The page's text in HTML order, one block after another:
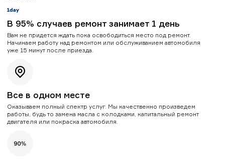
В 95% случаев ремонт занимает 1 день
Вам не придется ждать пока освободиться место под ремонт.
Начинаем работу над ремонтом или обслуживанием автомобиля
уже 15 минут после приезда.
Все в одном месте
Оказываем полный спектр услуг. Мы качественно произведем
работы, будь то замена масла с колодками, капитальный ремонт
двигателя или покраска автомобиля.